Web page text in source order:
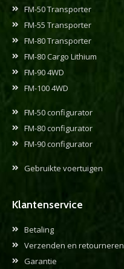
FM-50 Transporter
FM-55 Transporter
FM-80 Transporter
FM-80 Cargo Lithium
FM-90 4WD
FM-100 4WD
FM-50 configurator
FM-80 configurator
FM-90 configurator
Gebruikte voertuigen
Klantenservice
Betaling
Verzenden en retourneren
Garantie